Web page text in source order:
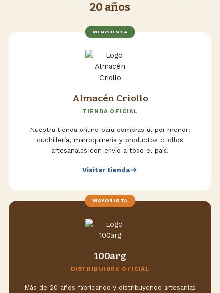
20 años
MINORISTA
Almacén Criollo
TIENDA OFICIAL
Nuestra tienda online para compras al por menor:
cuchillería, marroquinería y productos criollos
artesanales con envío a todo el país.
Visitar tienda
MAYORISTA
100arg
DISTRIBUIDOR OFICIAL
Más de 20 años fabricando y distribuyendo artesanías